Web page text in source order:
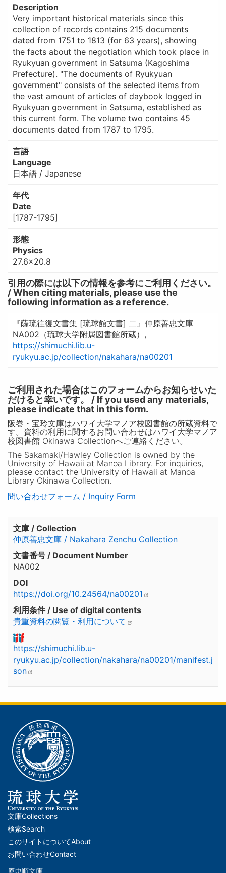
Description
Very important historical materials since this
collection of records contains 215 documents
dated from 1751 to 1813 (for 63 years), showing
the facts about the negotiation which took place in
Ryukyuan government in Satsuma (Kagoshima
Prefecture). "The documents of Ryukyuan
government" consists of the selected items from
the vast amount of articles of daybook logged in
Ryukyuan government in Satsuma, established as
this current form. The volume two contains 45
documents dated from 1787 to 1795.
言語
Language
日本語 / Japanese
年代
Date
[1787-1795]
形態
Physics
27.6×20.8
引用の際には以下の情報を参考にご利用ください。
/ When citing materials, please use the
following information as a reference.
『薩琉往復文書集 [琉球館文書] 二』仲原善忠文庫
NA002（琉球大学附属図書館所蔵）,
https://shimuchi.lib.u-
ryukyu.ac.jp/collection/nakahara/na00201
ご利用された場合はこのフォームからお知らせいた
だけると幸いです。 / If you used any materials,
please indicate that in this form.
阪巻・宝玲文庫はハワイ大学マノア校図書館の所蔵資料で
す。資料の利用に関するお問い合わせはハワイ大学マノア
校図書館 Okinawa Collectionへご連絡ください。
The Sakamaki/Hawley Collection is owned by the
University of Hawaii at Manoa Library. For inquiries,
please contact the University of Hawaii at Manoa
Library Okinawa Collection.
問い合わせフォーム / Inquiry Form
文庫 / Collection
仲原善忠文庫 / Nakahara Zenchu Collection
文書番号 / Document Number
NA002
DOI
https://doi.org/10.24564/na00201
利用条件 / Use of digital contents
貴重資料の閲覧・利用について
https://shimuchi.lib.u-
ryukyu.ac.jp/collection/nakahara/na00201/manifest.j
son
メ
イ
ン
文庫Collections
検索Search
このサイトについてAbout
お問い合わせContact
原忠順文庫